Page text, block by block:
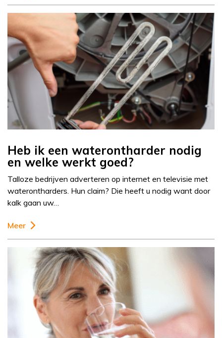
Heb ik een waterontharder nodig
en welke werkt goed?
Talloze bedrijven adverteren op internet en televisie met
waterontharders. Hun claim? Die heeft u nodig want door
kalk gaan uw…
Meer